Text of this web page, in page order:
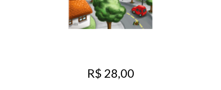
R$ 28,00